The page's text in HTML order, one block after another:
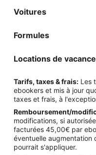
Voitures
Formules
Locations de
Tarifs, taxes & frais: Les
ebookers et mis à jour
taxes et frais, à
Remboursement/
modifications, si
facturées 45,00€ par
éventuelle augmentation
pourrait s'appliquer.